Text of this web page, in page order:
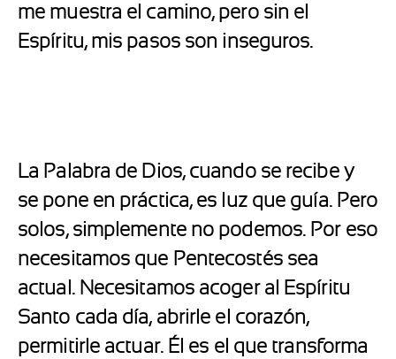
me muestra el camino, pero sin el
Espíritu, mis pasos son inseguros.
La Palabra de Dios, cuando se recibe y
se pone en práctica, es luz que guía. Pero
solos, simplemente no podemos. Por eso
necesitamos que Pentecostés sea
actual. Necesitamos acoger al Espíritu
Santo cada día, abrirle el corazón,
permitirle actuar. Él es el que transforma